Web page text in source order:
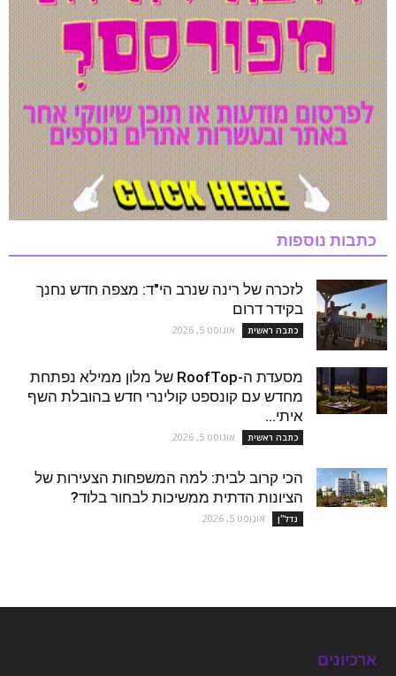
כתבות נוספות
לזכרה של רינה שנרב הי"ד: מצפה חדש נחנך
בקידר דרום
כתבה ראשית אוגוסט 5, 2026
מסעדת ה-RoofTop של מלון ממילא נפתחת
מחדש עם קונספט קולינרי חדש בהובלת השף
איתי...
כתבה ראשית אוגוסט 5, 2026
הכי קרוב לבית: למה המשפחות הצעירות של
הציונות הדתית ממשיכות לבחור בלוד?
נדל''ן אוגוסט 5, 2026
ארכיונים